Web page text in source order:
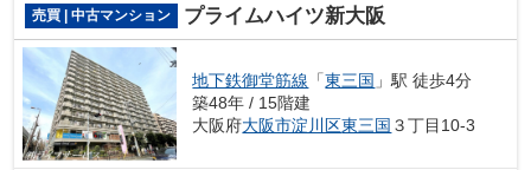
売買 | 中古マンション プライムハイツ新大阪
地下鉄御堂筋線 「東三国 」駅 徒歩4分
築48年 / 15階建
大阪府大阪市淀川区東三国 ３丁目10-3